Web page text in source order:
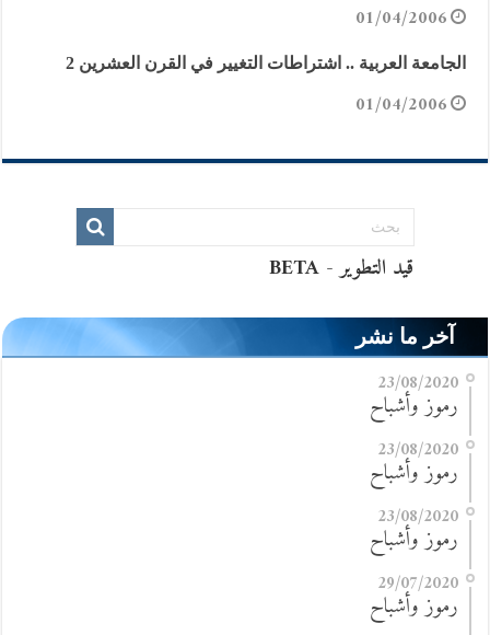
01/04/2006
الجامعة العربية .. اشتراطات التغيير في القرن العشرين 2
01/04/2006
آخر ما نشر
23/08/2020
رموز وأشباح
23/08/2020
رموز وأشباح
23/08/2020
رموز وأشباح
29/07/2020
رموز وأشباح